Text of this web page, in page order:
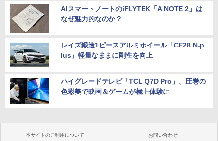
AIスマートノートのiFLYTEK「AINOTE 2」は
なぜ魅力的なのか？
レイズ鍛造1ピースアルミホイール「CE28 N-p
lus」軽量なままに剛性を向上
ハイグレードテレビ「TCL Q7D Pro」。圧巻の
色彩美で映画＆ゲームが極上体験に
本サイトのご利用について お問い合わせ